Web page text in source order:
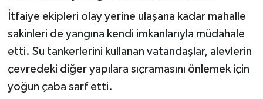
İtfaiye ekipleri olay yerine ulaşana kadar mahalle
sakinleri de yangına kendi imkanlarıyla müdahale
etti. Su tankerlerini kullanan vatandaşlar, alevlerin
çevredeki diğer yapılara sıçramasını önlemek için
yoğun çaba sarf etti.